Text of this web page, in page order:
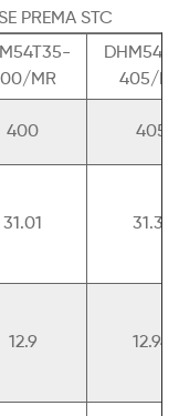
PREMA STC
MR
405/
400 405
31.01 31.31
12.9 12.94